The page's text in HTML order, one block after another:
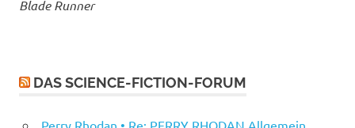
Blade Runner
DAS SCIENCE-FICTION-FORUM
Perry Rhodan • Re: PERRY RHODAN Allgemein